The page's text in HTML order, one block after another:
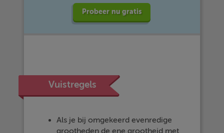
Probeer nu gratis
Vuistregels
Als je bij omgekeerd evenredige
grootheden de ene grootheid met